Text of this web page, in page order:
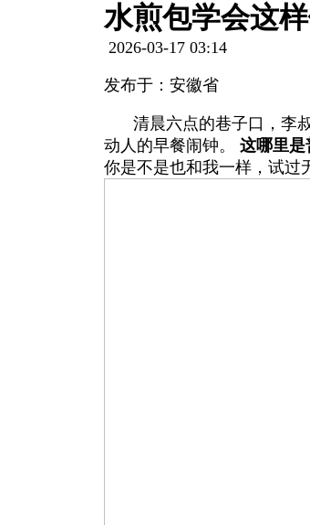
水煎包学会这
2026-03-17 03:14
发布于：安徽省
清晨六点的巷子口，李
动人的早餐闹钟。 这哪里
你是不是也和我一样，试过